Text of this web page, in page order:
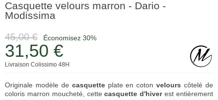
Casquette velours marron - Dario -
Modissima
45,00 € Économisez 30%
31,50 €
Livraison Colissimo 48H
Originale modèle de casquette plate en cotonvelours côtelé de
coloris marron moucheté, cettecasquette d'hiverest entièrement